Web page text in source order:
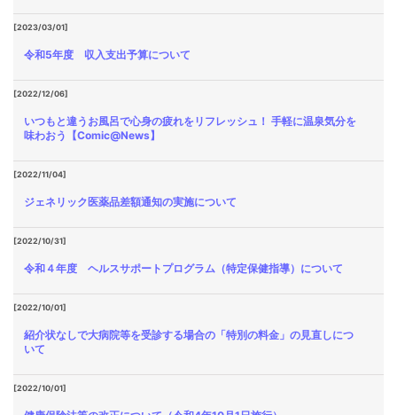
[2023/03/01]
令和5年度 収入支出予算について
[2022/12/06]
いつもと違うお風呂で心身の疲れをリフレッシュ！ 手軽に温泉気分を
味わおう【Comic@News】
[2022/11/04]
ジェネリック医薬品差額通知の実施について
[2022/10/31]
令和４年度 ヘルスサポートプログラム（特定保健指導）について
[2022/10/01]
紹介状なしで大病院等を受診する場合の「特別の料金」の見直しにつ
いて
[2022/10/01]